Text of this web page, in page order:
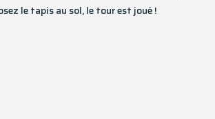
le tapis au sol, le tour est joué !